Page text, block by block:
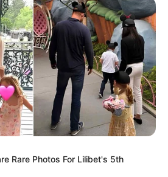
Rare Photos For Lilibet's 5th